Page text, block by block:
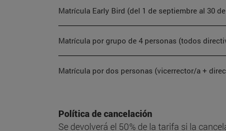
Matrícula Early Bird (del 1 de septiembre al 30
Matrícula por grupo de 4 personas (todos
Matrícula por dos personas (vicerrector/a +
Política de cancelación
Se devolverá el 50% de la tarifa si la